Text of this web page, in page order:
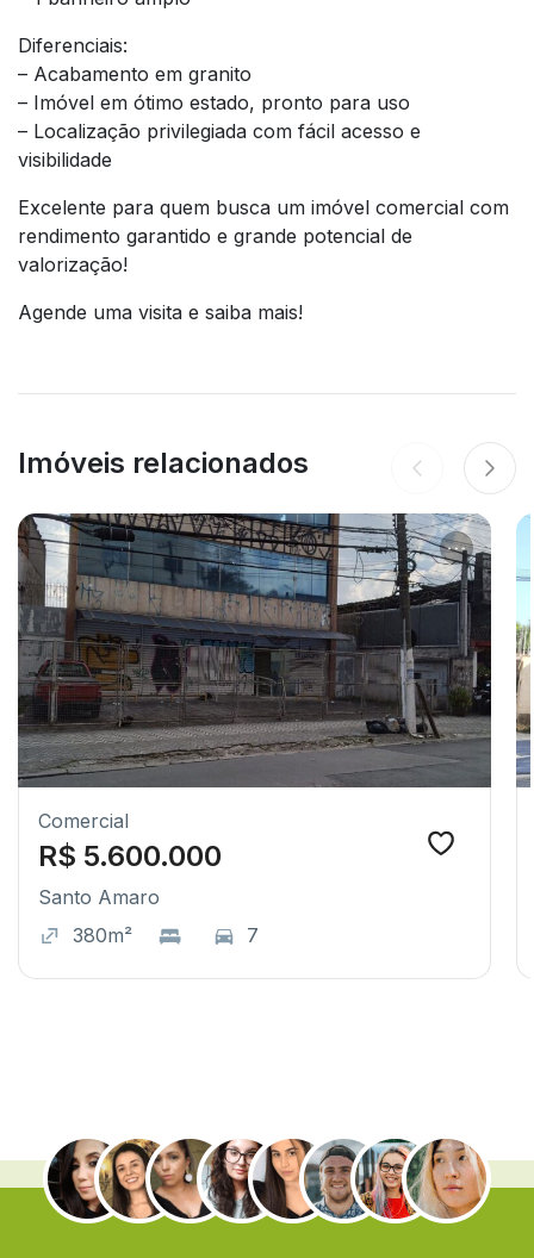
Diferenciais:
– Acabamento em granito
– Imóvel em ótimo estado, pronto para uso
– Localização privilegiada com fácil acesso e
visibilidade
Excelente para quem busca um imóvel comercial com
rendimento garantido e grande potencial de
valorização!
Agende uma visita e saiba mais!
Imóveis relacionados
Comercial
R$ 5.600.000
Santo Amaro
380m²
7
.